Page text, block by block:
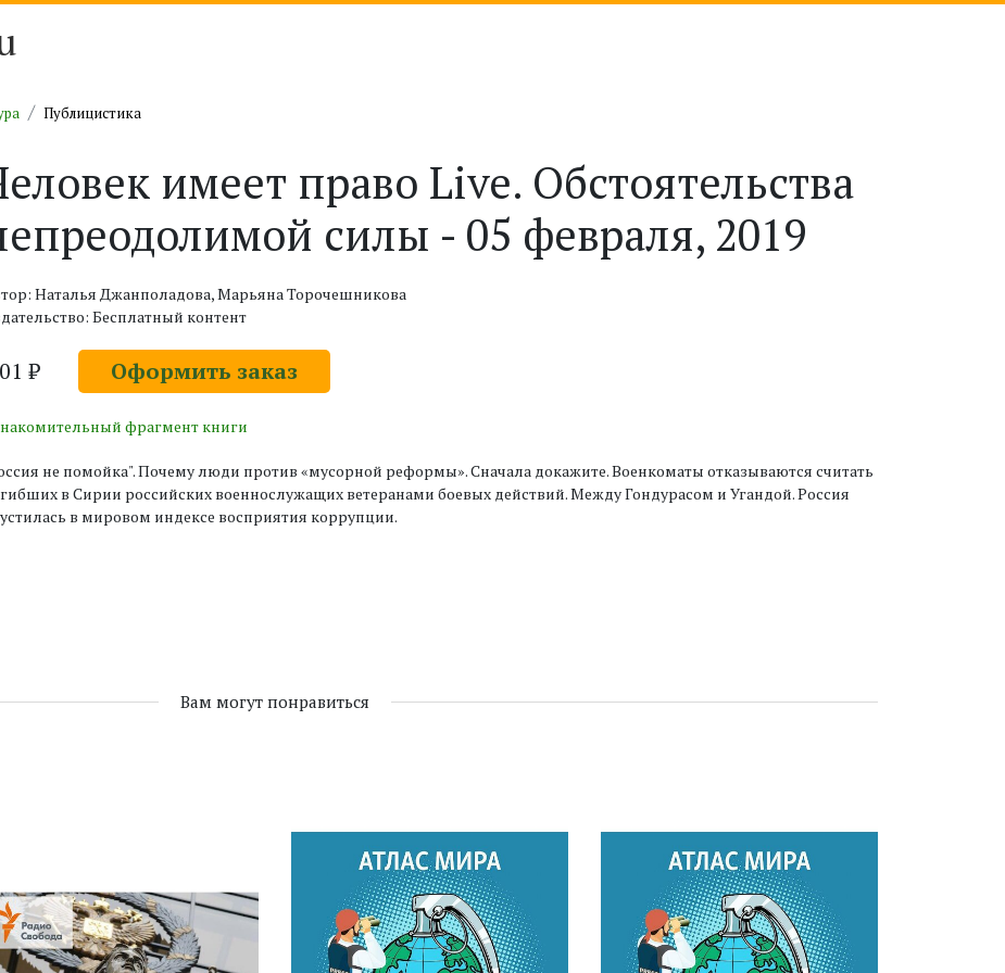
Публицистика
имеет право Live. Обстоятельства
силы - 05 февраля, 2019
Наталья Джанполадова, Марьяна Торочешникова
Бесплатный контент
₽ Оформить заказ
фрагмент книги
не помойка". Почему люди против «мусорной реформы». Сначала докажите. Военкоматы отказываются считать
в Сирии российских военнослужащих ветеранами боевых действий. Между Гондурасом и Угандой. Россия
в мировом индексе восприятия коррупции.
Вам могут понравиться